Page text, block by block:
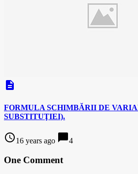
description
FORMULA SCHIMBĂRII DE
SUBSTITUŢIEI).
access_time16 years ago chat_bubble4
One Comment